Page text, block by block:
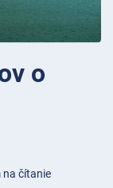
o
na čítanie